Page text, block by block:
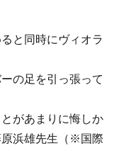
と同時にヴィオラ
の足を引っ張って
があまりに悔しか
原浜雄先生（※国際